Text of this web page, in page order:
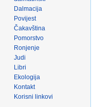
Dalmacija
Povijest
Čakavština
Pomorstvo
Ronjenje
Judi
Libri
Ekologija
Kontakt
Korisni linkovi